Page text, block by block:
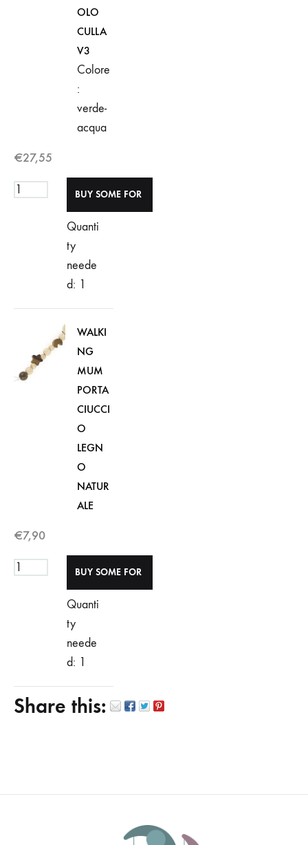
OLO
CULLA
V3
Colore
:
verde-
acqua
€27,55
Quanti
ty
neede
d: 1
WALKI
NG
MUM
PORTA
CIUCCI
O
LEGN
O
NATUR
ALE
€7,90
Quanti
ty
neede
d: 1
Share this: